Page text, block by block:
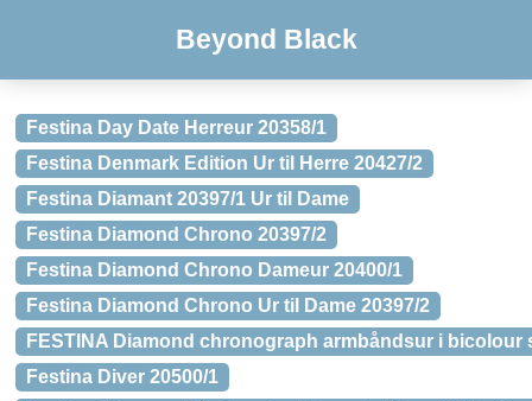
Beyond Black
Festina Day Date Herreur 20358/1
Festina Denmark Edition Ur til Herre 20427/2
Festina Diamant 20397/1 Ur til Dame
Festina Diamond Chrono 20397/2
Festina Diamond Chrono Dameur 20400/1
Festina Diamond Chrono Ur til Dame 20397/2
FESTINA Diamond chronograph armbåndsur i bicolour
Festina Diver 20500/1